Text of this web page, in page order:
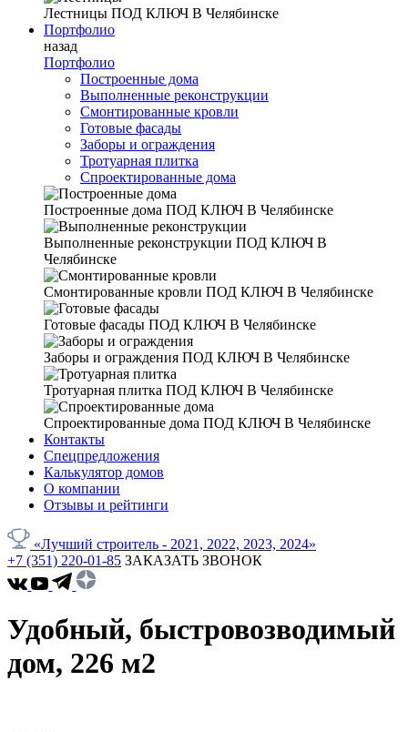
Лестницы ПОД КЛЮЧ В Челябинске
Портфолио
назад
Портфолио
Построенные дома
Выполненные реконструкции
Смонтированные кровли
Готовые фасады
Заборы и ограждения
Тротуарная плитка
Спроектированные дома
Построенные дома ПОД КЛЮЧ В Челябинске
Выполненные реконструкции ПОД КЛЮЧ В
Челябинске
Смонтированные кровли ПОД КЛЮЧ В Челябинске
Готовые фасады ПОД КЛЮЧ В Челябинске
Заборы и ограждения ПОД КЛЮЧ В Челябинске
Тротуарная плитка ПОД КЛЮЧ В Челябинске
Спроектированные дома ПОД КЛЮЧ В Челябинске
Контакты
Спецпредложения
Калькулятор домов
О компании
Отзывы и рейтинги
«Лучший строитель - 2021, 2022, 2023, 2024»
+7 (351) 220-01-85 ЗАКАЗАТЬ ЗВОНОК
Удобный, быстровозводимый
дом, 226 м2